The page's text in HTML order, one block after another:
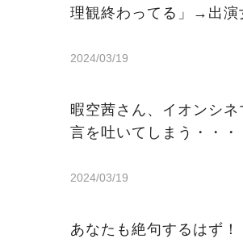
理観終わってる」→出演
2024/03/19
暇空茜さん、イオンシ
言を吐いてしまう・・・
2024/03/19
あなたも絶句するはず